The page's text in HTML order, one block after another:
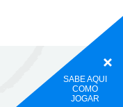
SABE AQUI
COMO
JOGAR